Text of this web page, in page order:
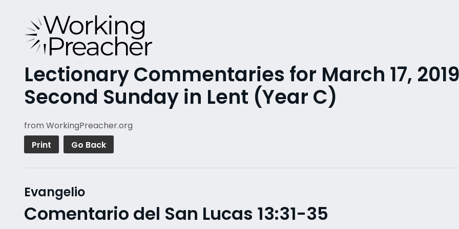
Lectionary Commentaries for March 17,
Second Sunday in Lent (Year C)
from WorkingPreacher.org
Print
Go Back
Evangelio
Comentario del San Lucas 13:31-35